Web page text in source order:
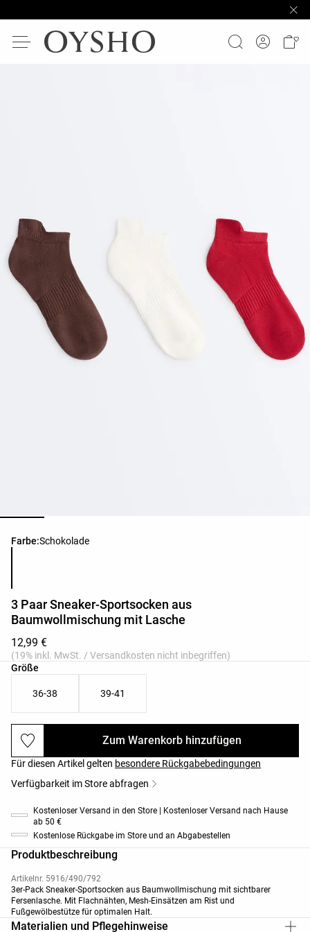
Farbe:Schokolade
Produktfarbliste
3 Paar Sneaker-Sportsocken aus
Baumwollmischung mit Lasche
12,99 €
(19% inkl. MwSt. / Versandkosten nicht inbegriffen)
Größe
Produktgrößenliste
36-38 39-41
Zum Warenkorb hinzufügen
Für diesen Artikel gelten besondere Rückgabebedingungen
Verfügbarkeit im Store abfragen
Kostenloser Versand in den Store | Kostenloser Versand nach Hause
ab 50 €
Kostenlose Rückgabe im Store und an Abgabestellen
Produktbeschreibung
Artikelnr. 5916/490/792
3er-Pack Sneaker-Sportsocken aus Baumwollmischung mit sichtbarer
Fersenlasche. Mit Flachnähten, Mesh-Einsätzen am Rist und
Fußgewölbestütze für optimalen Halt.
Materialien und Pflegehinweise